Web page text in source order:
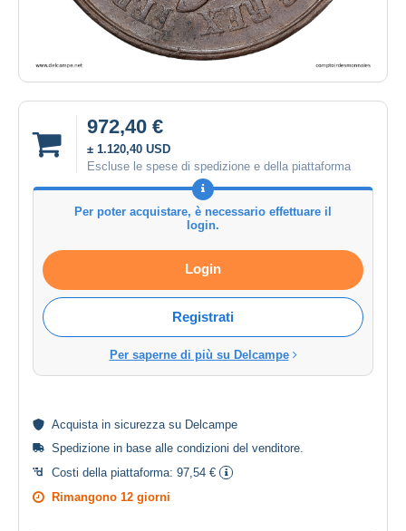
972,40 €
± 1.120,40 USD
Escluse le spese di spedizione e della piattaforma
Per poter acquistare, è necessario effettuare il
login.
Login
Registrati
Per saperne di più su Delcampe
Acquista in sicurezza su Delcampe
Spedizione in base alle condizioni del venditore
Costi della piattaforma: 97,54 €
Rimangono 12 giorni